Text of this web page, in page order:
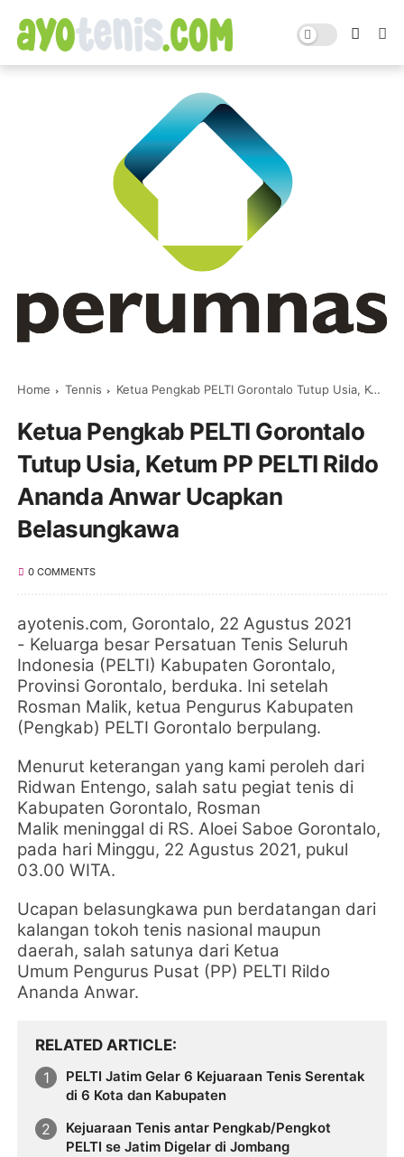
Home Tennis Ketua Pengkab PELTI Gorontalo Tutup Usia, Ketum PP PELTI Rildo Ananda Anwar Ucapkan Belasungkawa
Ketua Pengkab PELTI Gorontalo
Tutup Usia, Ketum PP PELTI Rildo
Ananda Anwar Ucapkan
Belasungkawa
0 COMMENTS
ayotenis.com, Gorontalo, 22 Agustus 2021
- Keluarga besar Persatuan Tenis Seluruh
Indonesia (PELTI) Kabupaten Gorontalo,
Provinsi Gorontalo, berduka. Ini setelah
Rosman Malik, ketua Pengurus Kabupaten
(Pengkab) PELTI Gorontalo berpulang.
Menurut keterangan yang kami peroleh dari
Ridwan Entengo, salah satu pegiat tenis di
Kabupaten Gorontalo, Rosman
Malik meninggal di RS. Aloei Saboe Gorontalo,
pada hari Minggu, 22 Agustus 2021, pukul
03.00 WITA.
Ucapan belasungkawa pun berdatangan dari
kalangan tokoh tenis nasional maupun
daerah, salah satunya dari Ketua
Umum Pengurus Pusat (PP) PELTI Rildo
Ananda Anwar.
RELATED ARTICLE
PELTI Jatim Gelar 6 Kejuaraan Tenis Serentak
di 6 Kota dan Kabupaten
Kejuaraan Tenis antar Pengkab/Pengkot
PELTI se Jatim Digelar di Jombang